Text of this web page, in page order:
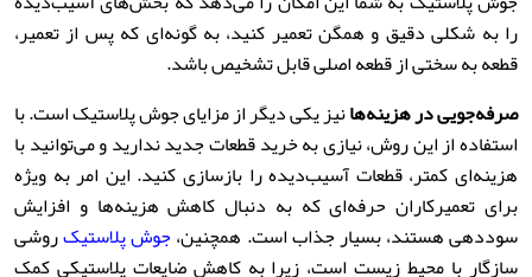
را به شکلی دقیق و همگن تعمیر کنید، به گونه‌ای که پس از تعمیر،
قطعه به سختی از قطعه اصلی قابل تشخیص باشد.
صرفه‌جویی در هزینه‌هانیز یکی دیگر از مزایای جوش پلاستیک است. با
استفاده از این روش، نیازی به خرید قطعات جدید ندارید و می‌توانید با
هزینه‌ای کمتر، قطعات آسیب‌دیده را بازسازی کنید. این امر به ویژه
برای تعمیرکاران حرفه‌ای که به دنبال کاهش هزینه‌ها و افزایش
سوددهی هستند، بسیار جذاب است. همچنین،جوش پلاستیکروشی
سازگار با محیط زیست است، زیرا به کاهش ضایعات پلاستیکی کمک